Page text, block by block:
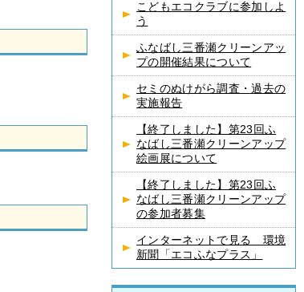
こどもエコクラブに参加しよ
う
ふなばし三番瀬クリーンアッ
プの開催結果について
セミのぬけがら調査・過去の
実施報告
【終了しました】第23回ふ
なばし三番瀬クリーンアップ
絵画展について
【終了しました】第23回ふ
なばし三番瀬クリーンアップ
の参加者募集
インターネットで見る 環境
新聞「エコふなプラス」